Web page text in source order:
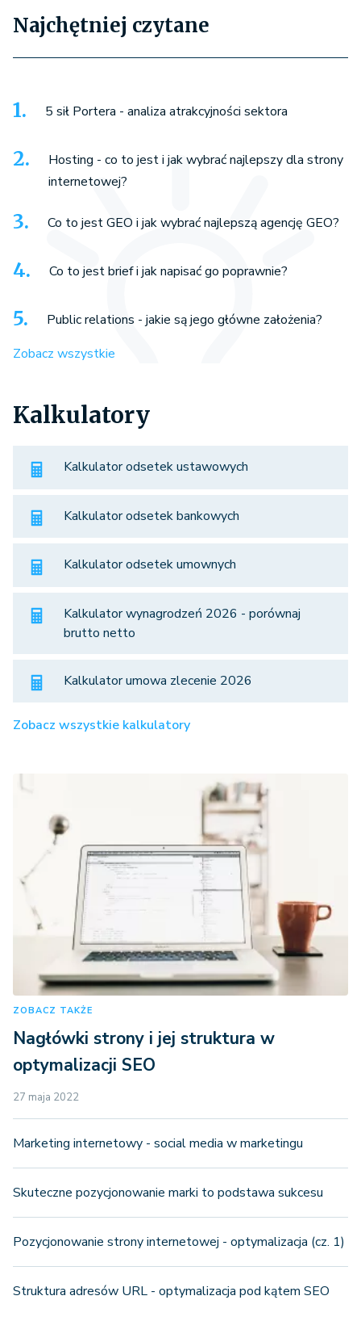
Najchętniej czytane
5 sił Portera - analiza atrakcyjności sektora
Hosting - co to jest i jak wybrać najlepszy dla strony
internetowej?
Co to jest GEO i jak wybrać najlepszą agencję GEO?
Co to jest brief i jak napisać go poprawnie?
Public relations - jakie są jego główne założenia?
Zobacz wszystkie
Kalkulatory
Kalkulator odsetek ustawowych
Kalkulator odsetek bankowych
Kalkulator odsetek umownych
Kalkulator wynagrodzeń 2026 - porównaj
brutto netto
Kalkulator umowa zlecenie 2026
Zobacz wszystkie kalkulatory
ZOBACZ TAKŻE
Nagłówki strony i jej struktura w
optymalizacji SEO
27 maja 2022
Marketing internetowy - social media w marketingu
Skuteczne pozycjonowanie marki to podstawa sukcesu
Pozycjonowanie strony internetowej - optymalizacja (cz. 1)
Struktura adresów URL - optymalizacja pod kątem SEO